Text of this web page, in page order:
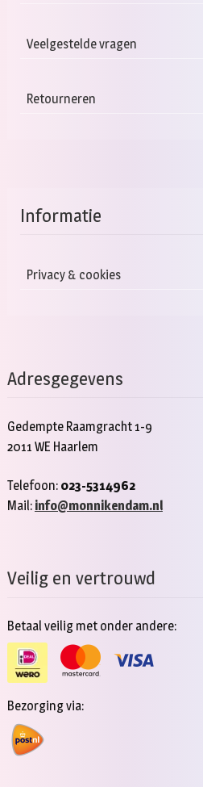
Veelgestelde vragen
Retourneren
Informatie
Privacy & cookies
Adresgegevens
Gedempte Raamgracht 1-9
2011 WE Haarlem
Telefoon: 023-5314962
Mail: info@monnikendam.nl
Veilig en vertrouwd
Betaal veilig met onder andere:
Bezorging via: